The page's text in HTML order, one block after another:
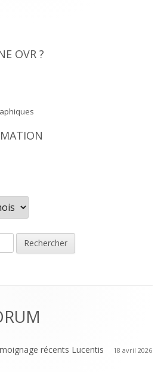
OVR ?
récents Lucentis 18 avril 2026